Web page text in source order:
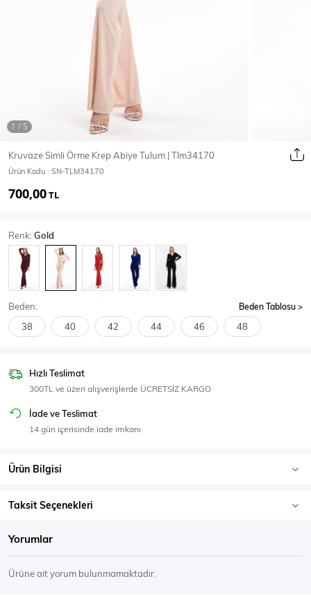
Mont & Kaban
T-Shirt
Body Atlet Crop & Büstiyer
SPOR GİYİM
Eşofman Üstü
Kruvaze Simli Örme Krep Abiye Tulum | Tlm34170
Ürün Kodu : SN-TLM34170
700,00TL
Renk:Gold
Beden: Beden Tablosu
38 40 42 44 46 48
Hızlı Teslimat
300TL ve üzeri alışverişlerde ÜCRETSİZ KARGO
İade ve Teslimat
14 gün içerisinde iade imkanı
Ürün Bilgisi
Taksit Seçenekleri
Yorumlar
Ürüne ait yorum bulunmamaktadır.